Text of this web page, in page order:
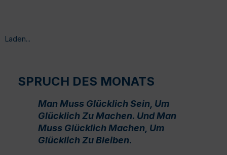
Laden...
SPRUCH DES MONATS
Man Muss Glücklich Sein, Um
Glücklich Zu Machen. Und Man
Muss Glücklich Machen, Um
Glücklich Zu Bleiben.